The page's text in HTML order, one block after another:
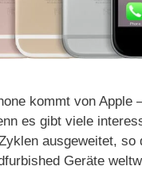
kommt von Apple
es gibt viele
ausgeweitet,
Geräte